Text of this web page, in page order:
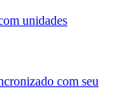
unidades
com seu